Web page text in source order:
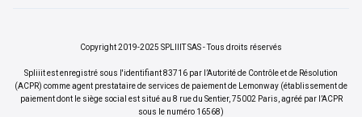
Copyright 2019-2025 SPLIIIT SAS - Tous droits réservés
Spliiit est enregistré sous l'identifiant 83716 par l’Autorité de Contrôle et de Résolution
(ACPR) comme agent prestataire de services de paiement de Lemonway (établissement de
paiement dont le siège social est situé au 8 rue du Sentier, 75002 Paris, agréé par l’ACPR
sous le numéro 16568)